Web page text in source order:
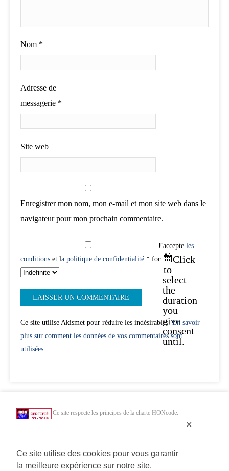
Ce site utilise des cookies pour vous garantir
la meilleure expérience sur notre site.
✕
Nom *
Adresse de
messagerie *
Site web
Enregistrer mon nom, mon e-mail et mon site web dans le
navigateur pour mon prochain commentaire.
J’accepte les
conditions et la politique de confidentialité * for
Click
to
select
the
duration
you
give
consent
until.
Ce site utilise Akismet pour réduire les indésirables.En savoir
plus sur comment les données de vos commentaires sont
utilisées
Ce site respecte les principes de la charte HONcode.